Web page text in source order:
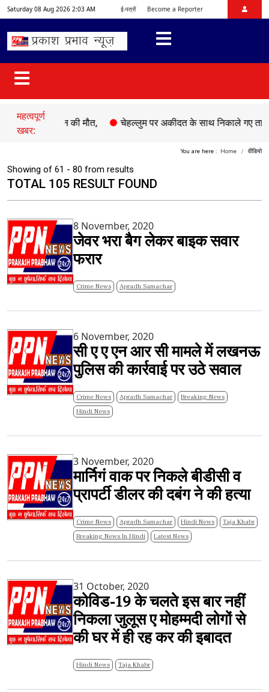
Saturday 08 Aug 2026 2:03 AM ई-पत्रों Become a Reporter
महत्वपूर्ण
खबर:
बेटे अबान की मौत, ●चेहल्लुम पर अकीदत के साथ निकाले गए ताजिए,
You are here : Home वीडियो
Showing of 61 - 80 from results
TOTAL 105 RESULT FOUND
8 November, 2020
जेवर भरा बैग लेकर बाइक सवार
फरार
Crime News Apradh Samachar
6 November, 2020
सी ए ए एन आर सी मामले में लखनऊ
पुलिस की कार्रवाई पर उठे सवाल
Crime News Apradh Samachar
Breaking News
Hindi News
3 November, 2020
मार्निगं वाक पर निकले बीडीसी व
प्रापर्टी डीलर की दबंग ने की हत्या
Crime News Apradh Samachar Hindi News
Taja Khabr
Breaking News In Hindi
Latest News
31 October, 2020
कोविड-19 के चलते इस बार नहीं
निकला जुलूस ए मोहम्मदी लोगों से
की घर में ही रह कर की इबादत
Hindi News Taja Khabr